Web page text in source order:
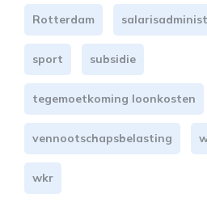
Rotterdam
sport subsidie
tegemoetkoming loonkosten
vennootschapsbelasting
wkr